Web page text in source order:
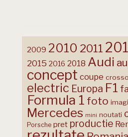
2009 2010 2011
2015 2016 2018 Audi
concept coupe
electric Europa F1
Formula 1 foto
Mercedes mini noutati
Porsche pret productie